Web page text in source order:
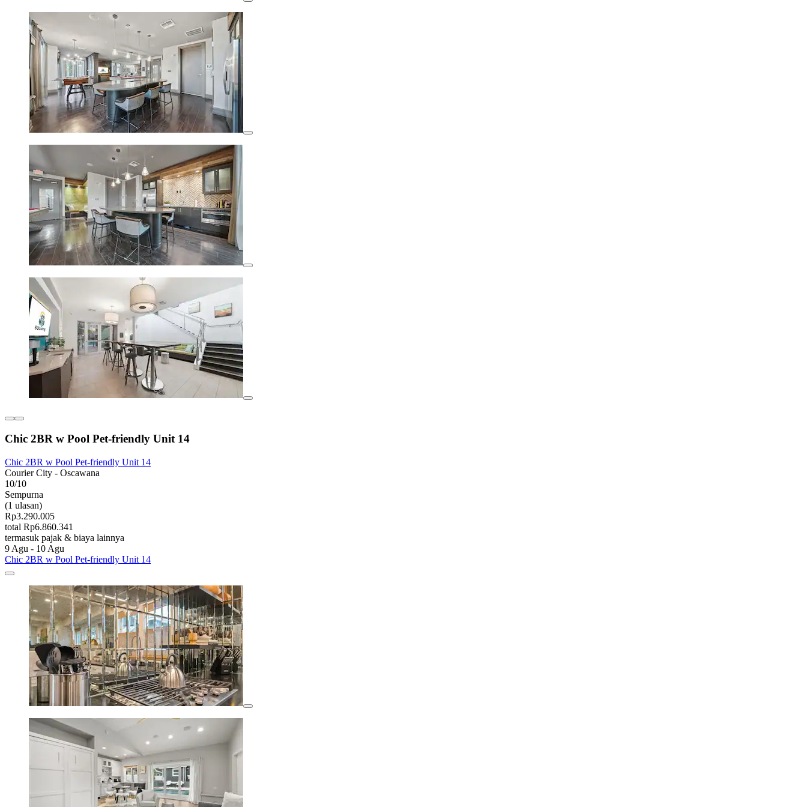
Chic 2BR w Pool Pet-friendly Unit 14
Chic 2BR w Pool Pet-friendly Unit 14
Courier City - Oscawana
10/10
Sempurna
(1 ulasan)
Rp3.290.005
total Rp6.860.341
termasuk pajak & biaya lainnya
9 Agu - 10 Agu
Chic 2BR w Pool Pet-friendly Unit 14